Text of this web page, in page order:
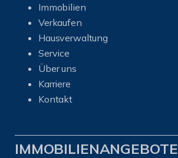
Immobilien
Verkaufen
Hausverwaltung
Service
Über uns
Karriere
Kontakt
IMMOBILIENANGEBOTE